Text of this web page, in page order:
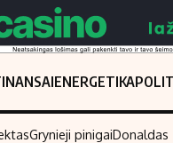
ENERGETIKA
Grynieji pinigaiDonaldas